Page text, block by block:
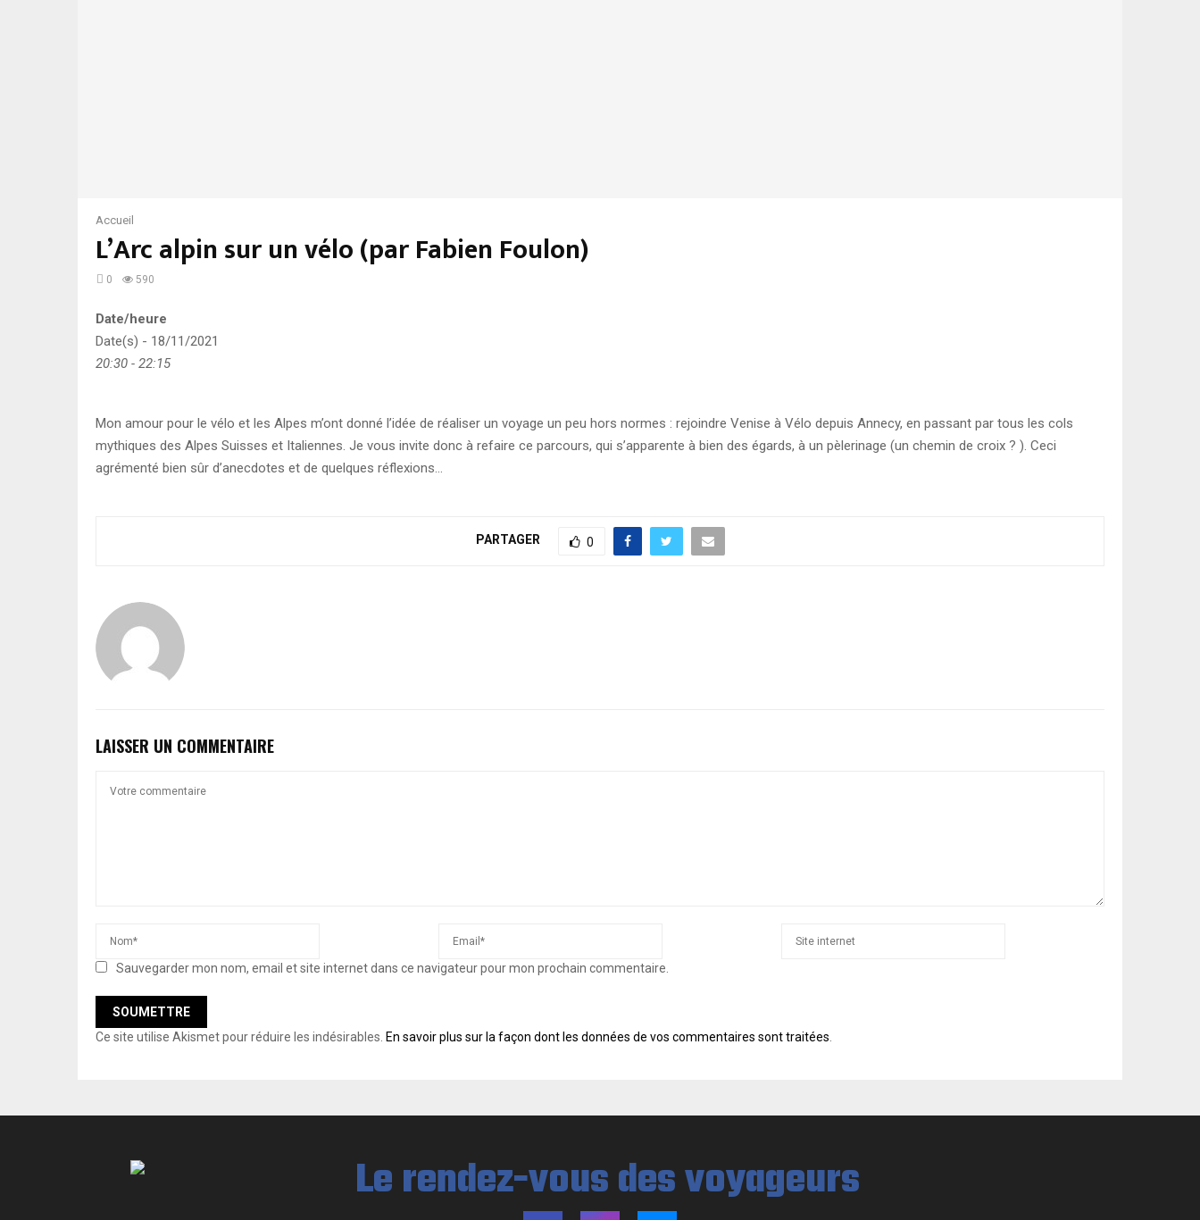
Accueil
L’Arc alpin sur un vélo (par Fabien Foulon)
0 590
Date/heure
Date(s) - 18/11/2021
20:30 - 22:15
Mon amour pour le vélo et les Alpes m’ont donné l’idée de réaliser un voyage un peu hors normes : rejoindre Venise à Vélo depuis Annecy, en passant par tous les cols
mythiques des Alpes Suisses et Italiennes. Je vous invite donc à refaire ce parcours, qui s’apparente à bien des égards, à un pèlerinage (un chemin de croix ? ). Ceci
agrémenté bien sûr d’anecdotes et de quelques réflexions…
PARTAGER 0
LAISSER UN COMMENTAIRE
Sauvegarder mon nom, email et site internet dans ce navigateur pour mon prochain commentaire.
Ce site utilise Akismet pour réduire les indésirables. En savoir plus sur la façon dont les données de vos commentaires sont traitées